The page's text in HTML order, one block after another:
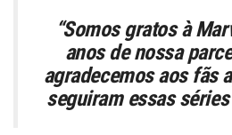
“Somos gratos à
anos de nossa
agradecemos aos fãs
seguiram essas